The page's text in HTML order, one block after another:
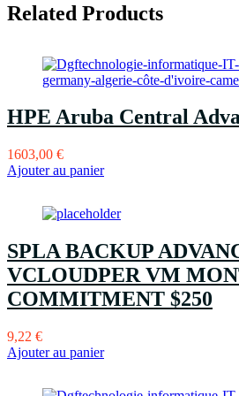
Related Products
HPE Aruba Central
1603,00 €
Ajouter au panier
SPLA BACKUP
VCLOUDPER VM
COMMITMENT $250
9,22 €
Ajouter au panier